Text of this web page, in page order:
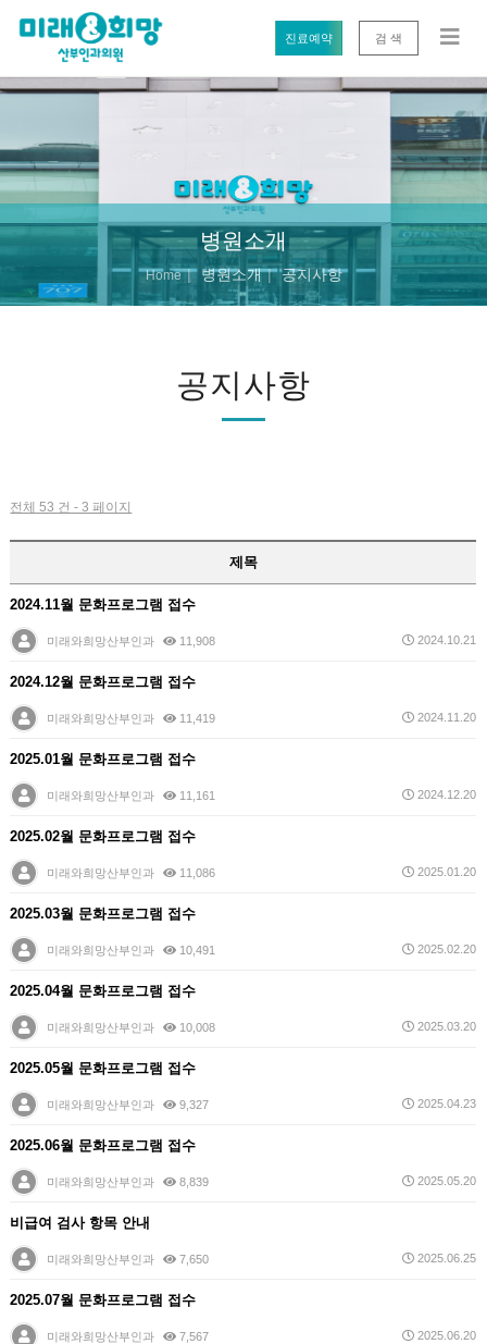
진료예약 검 색
병원소개
Home 병원소개 공지사항
공지사항
전체 53 건 - 3 페이지
제목
2024.11월 문화프로그램 접수
미래와희망산부인과 11,908 2024.10.21
2024.12월 문화프로그램 접수
미래와희망산부인과 11,419 2024.11.20
2025.01월 문화프로그램 접수
미래와희망산부인과 11,161 2024.12.20
2025.02월 문화프로그램 접수
미래와희망산부인과 11,086 2025.01.20
2025.03월 문화프로그램 접수
미래와희망산부인과 10,491 2025.02.20
2025.04월 문화프로그램 접수
미래와희망산부인과 10,008 2025.03.20
2025.05월 문화프로그램 접수
미래와희망산부인과 9,327 2025.04.23
2025.06월 문화프로그램 접수
미래와희망산부인과 8,839 2025.05.20
비급여 검사 항목 안내
미래와희망산부인과 7,650 2025.06.25
2025.07월 문화프로그램 접수
미래와희망산부인과 7,567 2025.06.20